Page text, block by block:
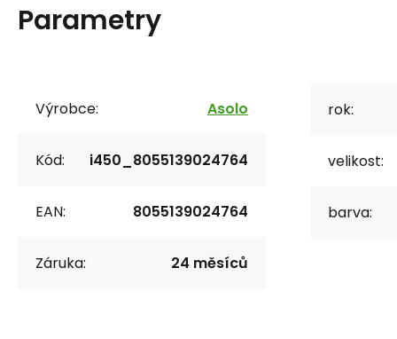
Parametry
Výrobce: Asolo
Kód: i450_8055139024764
EAN: 8055139024764
Záruka: 24 měsíců
rok:
velikost:
barva: